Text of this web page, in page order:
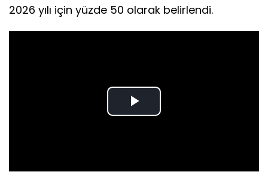
2026 yılı için yüzde 50 olarak belirlendi.
Play